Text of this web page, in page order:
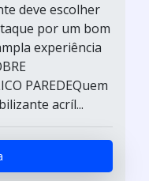
deve escolher
por um bom
experiência
PAREDEQuem
acríl...